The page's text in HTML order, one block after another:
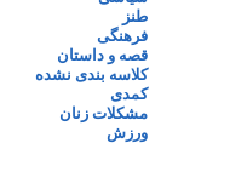
طنز
فرهنگی
قصه و داستان
کلاسه بندی نشده
کمدی
مشکلات زنان
ورزش